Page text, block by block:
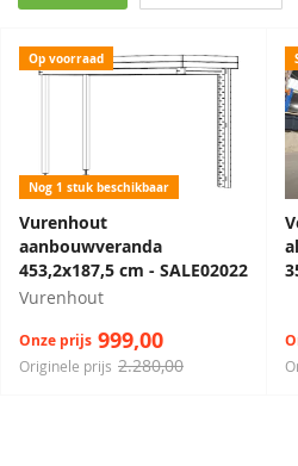
Nog 1 stuk beschikbaar
Op voorraad
Vurenhout
aanbouwveranda
453,2x187,5 cm - SALE02022
Vurenhout
Originele prijs 2.280,00
Onze prijs 999,00